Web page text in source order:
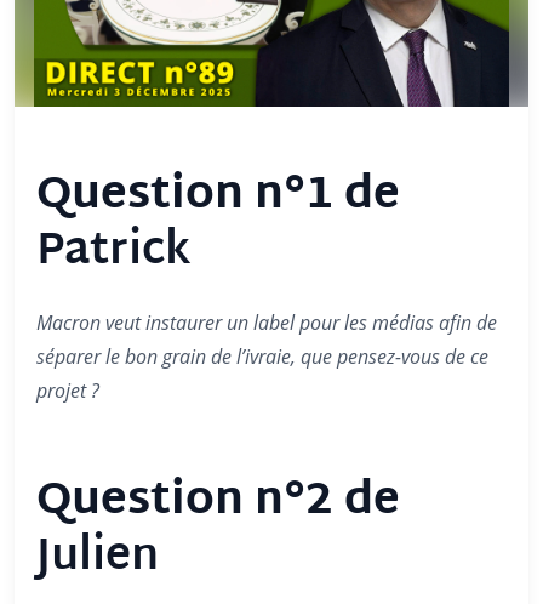
Question n°1 de
Patrick
Macron veut instaurer un label pour les médias afin de
séparer le bon grain de l’ivraie, que pensez-vous de ce
projet ?
Question n°2 de
Julien